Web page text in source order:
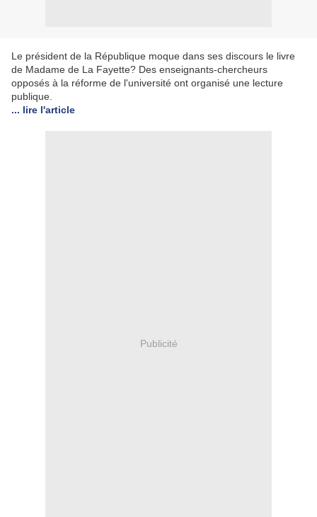
Le président de la République moque dans ses discours le livre
de Madame de La Fayette? Des enseignants-chercheurs
opposés à la réforme de l'université ont organisé une lecture
publique.
... lire l'article
Publicité